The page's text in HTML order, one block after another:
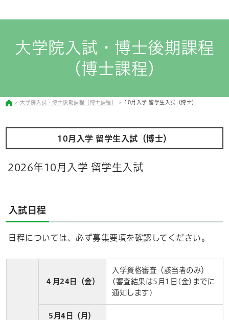
大学院入試・博士後期課程
（博士課程）
大学院入試・博士後期課程（博士課程） 10月入学 留学生入試（博士）
10月入学 留学生入試（博士）
2026年10月入学 留学生入試
入試日程
日程については、必ず募集要項を確認してください。
４月24日（金）
入学資格審査（該当者のみ）
(審査結果は5月1日(金)までに
通知します)
5月4日（月）